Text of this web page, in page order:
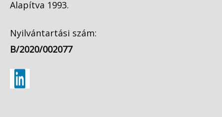
Alapítva 1993.
Nyilvántartási szám:
B/2020/002077